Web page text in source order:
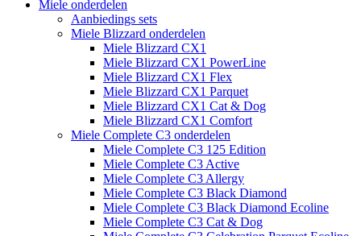
Miele onderdelen
Aanbiedings sets
Miele Blizzard onderdelen
Miele Blizzard CX1
Miele Blizzard CX1 PowerLine
Miele Blizzard CX1 Flex
Miele Blizzard CX1 Parquet
Miele Blizzard CX1 Cat & Dog
Miele Blizzard CX1 Comfort
Miele Complete C3 onderdelen
Miele Complete C3 125 Edition
Miele Complete C3 Active
Miele Complete C3 Allergy
Miele Complete C3 Black Diamond
Miele Complete C3 Black Diamond Ecoline
Miele Complete C3 Cat & Dog